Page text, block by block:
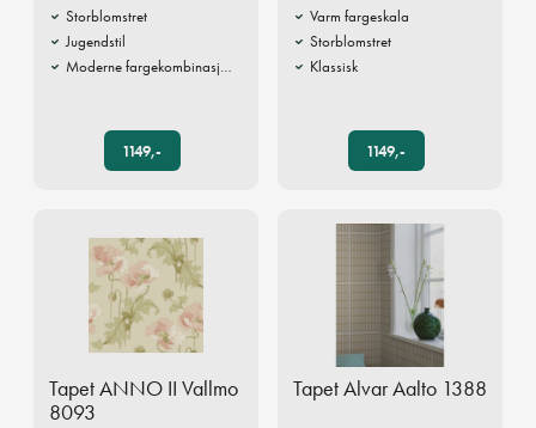
Storblomstret
Jugendstil
Moderne fargekombinasjoner
1149,-
Varm fargeskala
Storblomstret
Klassisk
1149,-
Tapet ANNO II Vallmo
8093
Tapet Alvar Aalto 1388